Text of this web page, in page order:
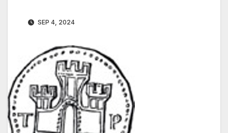
SEP 4, 2024